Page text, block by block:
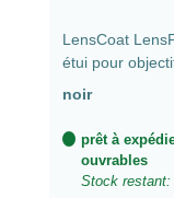
LensCoat
étui pour
noir
prêt à
ouvrables
Stock restant: